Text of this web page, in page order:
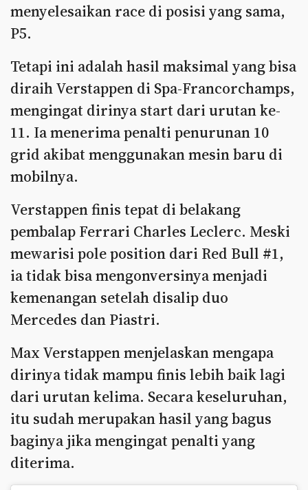
menyelesaikan race di posisi yang sama,
P5.
Tetapi ini adalah hasil maksimal yang bisa
diraih Verstappen di Spa-Francorchamps,
mengingat dirinya start dari urutan ke-
11. Ia menerima penalti penurunan 10
grid akibat menggunakan mesin baru di
mobilnya.
Verstappen finis tepat di belakang
pembalap Ferrari Charles Leclerc. Meski
mewarisi pole position dari Red Bull #1,
ia tidak bisa mengonversinya menjadi
kemenangan setelah disalip duo
Mercedes dan Piastri.
Max Verstappen menjelaskan mengapa
dirinya tidak mampu finis lebih baik lagi
dari urutan kelima. Secara keseluruhan,
itu sudah merupakan hasil yang bagus
baginya jika mengingat penalti yang
diterima.